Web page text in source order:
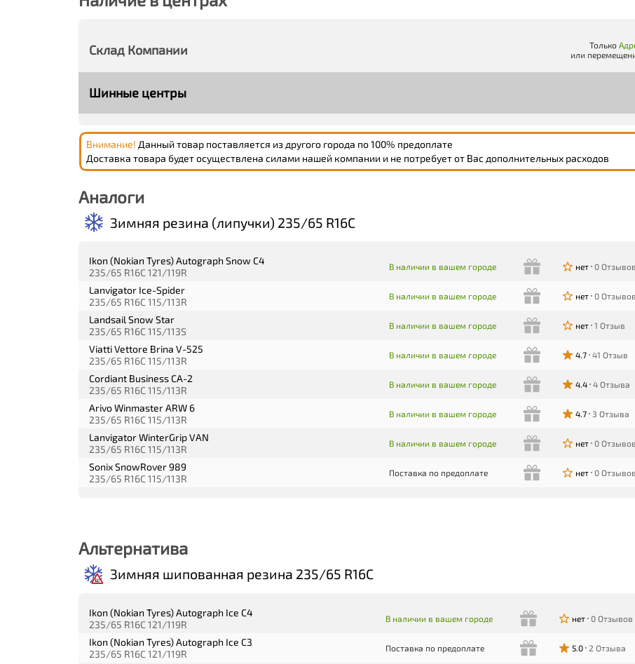
Склад Компании Только
или
Шинные центры
Внимание! Данный товар поставляется из другого города по 100% предоплате
Доставка товара будет осуществлена силами нашей компании и не потребует от Вас дополнительных расходов
Аналоги
Зимняя резина (липучки) 235/65 R16C
Ikon (Nokian Tyres) Autograph Snow C4
235/65 R16C 121/119R
В наличии в вашем городе нет 0 Отзывов
Lanvigator Ice-Spider
235/65 R16C 115/113R
В наличии в вашем городе нет 0 Отзывов
Landsail Snow Star
235/65 R16C 115/113S
В наличии в вашем городе нет 1 Отзыв
Viatti Vettore Brina V-525
235/65 R16C 115/113R
В наличии в вашем городе 4.7 41 Отзыв
Cordiant Business CA-2
235/65 R16C 115/113R
В наличии в вашем городе 4.4 4 Отзыва
Arivo Winmaster ARW 6
235/65 R16C 115/113R
В наличии в вашем городе 4.7 3 Отзыва
Lanvigator WinterGrip VAN
235/65 R16C 115/113R
В наличии в вашем городе нет 0 Отзывов
Sonix SnowRover 989
235/65 R16C 115/113R
Поставка по предоплате нет 0 Отзывов
Альтернатива
Зимняя шипованная резина 235/65 R16C
Ikon (Nokian Tyres) Autograph Ice C4
235/65 R16C 121/119R
В наличии в вашем городе нет 0 Отзывов
Ikon (Nokian Tyres) Autograph Ice C3
235/65 R16C 121/119R
Поставка по предоплате 5.0 2 Отзыва